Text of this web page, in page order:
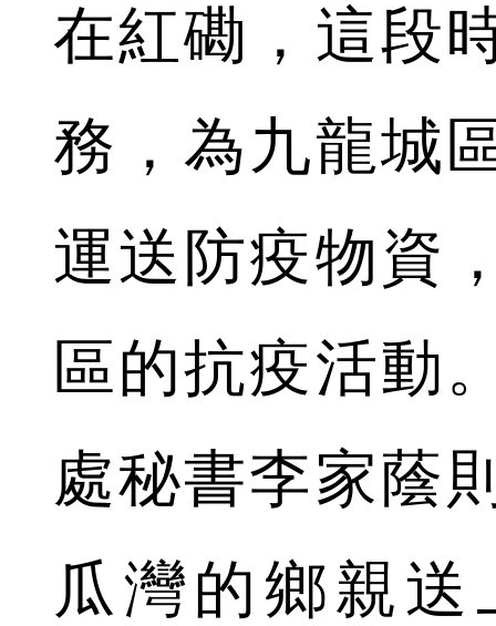
在紅磡，這段
務，為九龍城
運送防疫物資
區的抗疫活動
處秘書李家蔭
瓜灣的鄉親